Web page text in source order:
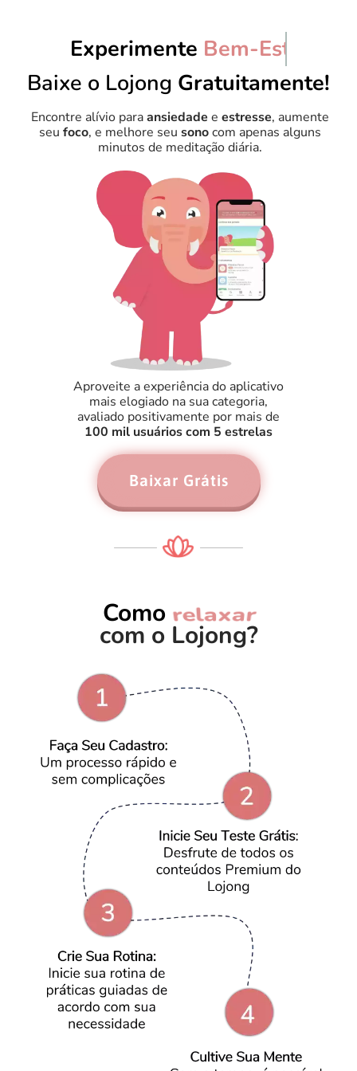
Experimente
Baixe o Lojong Gratuitamente!
Encontre alívio paraansiedade e estresse, aumente
seu foco, e melhore seu sonocom apenas alguns
minutos de meditação diária.
Aproveite a experiência do aplicativo
mais elogiado na sua categoria,
avaliado positivamente por mais de
100 mil usuários com 5 estrelas
Baixar Grátis
Como dormir
com o Lojong?